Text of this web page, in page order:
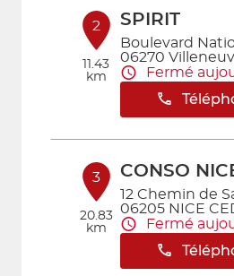
2
11.43
km
SPIRIT
Boulevard
06270
Fermé
3
20.83
km
CONSO
12 Chemin de
06205 NICE
Fermé